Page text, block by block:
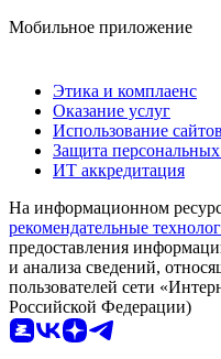
Мобильное приложение
Этика и комплаенс
Оказание услуг
Использование сайтов
Защита
ИТ аккредитация
На информационном
рекомендательные
предоставления
и анализа сведений,
пользователей сети
Российской Федерации)